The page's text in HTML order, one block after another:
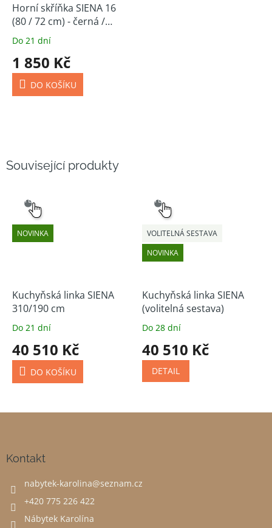
Související produkty
NOVINKA
VÝBĚR
Kuchyňská linka SIENA
310/190 cm
Do 21 dní
40 510 Kč
DO KOŠÍKU
NOVINKA
VOLITELNÁ SESTAVA
VÝBĚR
Kuchyňská linka SIENA
(volitelná sestava)
Do 28 dní
40 510 Kč
DETAIL
Horní skříňka SIENA 16
(80 / 72 cm) - černá /
černá
Do 21 dní
1 850 Kč
DO KOŠÍKU
Kontakt
nabytek-karolina@seznam.cz
+420 775 226 422
Nábytek Karolína